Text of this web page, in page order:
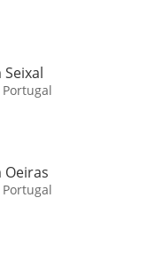
Oeiras